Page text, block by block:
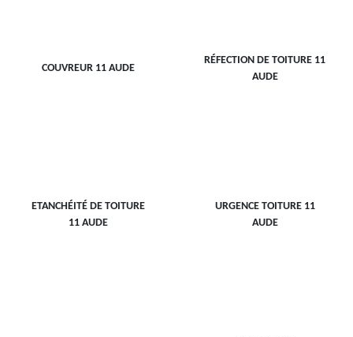
COUVREUR 11 AUDE
RÉFECTION DE TOITURE 11
AUDE
ETANCHÉITÉ DE TOITURE
11 AUDE
URGENCE TOITURE 11
AUDE